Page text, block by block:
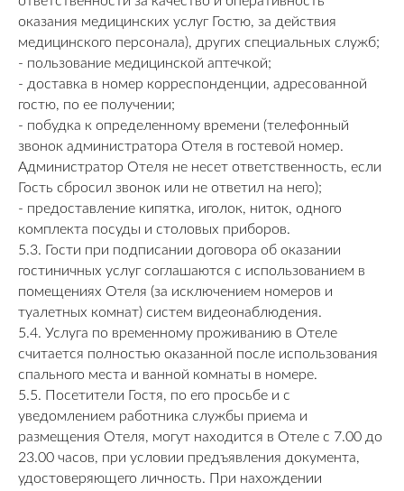
оказания медицинских услуг Гостю, за действия
медицинского персонала), других специальных служб;
- пользование медицинской аптечкой;
- доставка в номер корреспонденции, адресованной
гостю, по ее получении;
- побудка к определенному времени (телефонный
звонок администратора Отеля в гостевой номер.
Администратор Отеля не несет ответственность, если
Гость сбросил звонок или не ответил на него);
- предоставление кипятка, иголок, ниток, одного
комплекта посуды и столовых приборов.
5.3. Гости при подписании договора об оказании
гостиничных услуг соглашаются с использованием в
помещениях Отеля (за исключением номеров и
туалетных комнат) систем видеонаблюдения.
5.4. Услуга по временному проживанию в Отеле
считается полностью оказанной после использования
спального места и ванной комнаты в номере.
5.5. Посетители Гостя, по его просьбе и с
уведомлением работника службы приема и
размещения Отеля, могут находится в Отеле с 7.00 до
23.00 часов, при условии предъявления документа,
удостоверяющего личность. При нахождении